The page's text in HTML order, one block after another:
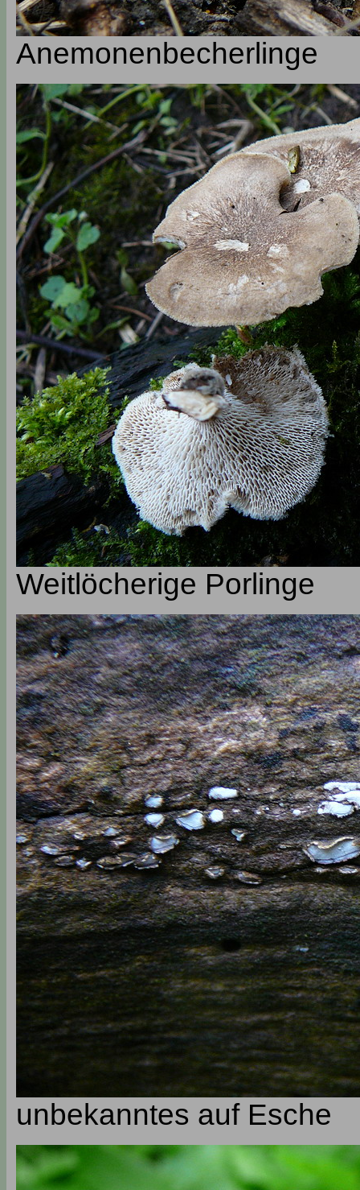
Anemonenbecherlinge
Weitlöcherige Porlinge
unbekanntes auf Esche